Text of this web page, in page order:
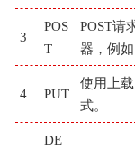
3
POS
T
POST请
器，例
4 PUT
使用上
式。
DE